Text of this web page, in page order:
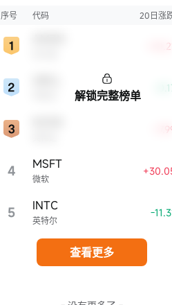
新、市场份额、品牌知名度、盈利能力
股市，特别是科技行业板块乃至全球经
显著影响。
序号 代码 20日涨
-
4 微软
MSFT
5 英特尔
INTC -
解锁完整榜单
查看更多